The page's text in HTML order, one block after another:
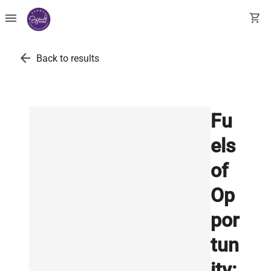
menu shopping_cart
arrow_back Back to results
Fu
els
of
Op
por
tun